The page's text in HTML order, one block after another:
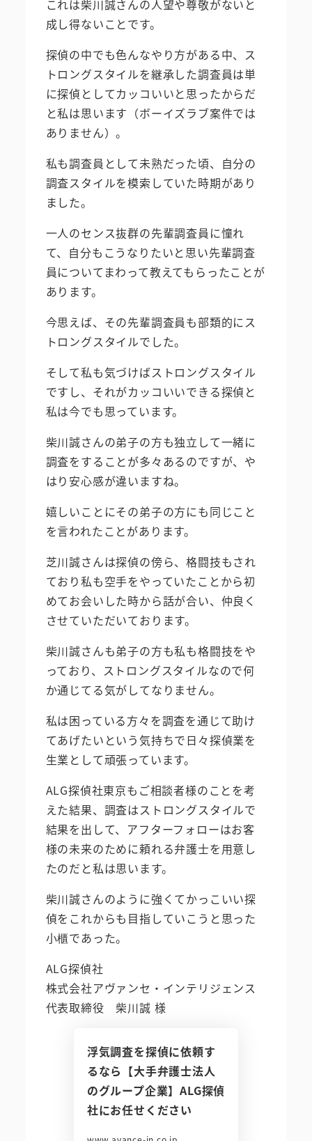
これは柴川誠さんの人望や尊敬がないと
成し得ないことです。
探偵の中でも色んなやり方がある中、ス
トロングスタイルを継承した調査員は単
に探偵としてカッコいいと思ったからだ
と私は思います（ボーイズラブ案件では
ありません）。
私も調査員として未熟だった頃、自分の
調査スタイルを模索していた時期があり
ました。
一人のセンス抜群の先輩調査員に憧れ
て、自分もこうなりたいと思い先輩調査
員についてまわって教えてもらったことが
あります。
今思えば、その先輩調査員も部類的にス
トロングスタイルでした。
そして私も気づけばストロングスタイル
ですし、それがカッコいいできる探偵と
私は今でも思っています。
柴川誠さんの弟子の方も独立して一緒に
調査をすることが多々あるのですが、や
はり安心感が違いますね。
嬉しいことにその弟子の方にも同じこと
を言われたことがあります。
芝川誠さんは探偵の傍ら、格闘技もされ
ており私も空手をやっていたことから初
めてお会いした時から話が合い、仲良く
させていただいております。
柴川誠さんも弟子の方も私も格闘技をや
っており、ストロングスタイルなので何
か通じてる気がしてなりません。
私は困っている方々を調査を通じて助け
てあげたいという気持ちで日々探偵業を
生業として頑張っています。
ALG探偵社東京もご相談者様のことを考
えた結果、調査はストロングスタイルで
結果を出して、アフターフォローはお客
様の未来のために頼れる弁護士を用意し
たのだと私は思います。
柴川誠さんのように強くてかっこいい探
偵をこれからも目指していこうと思った
小櫃であった。
ALG探偵社
株式会社アヴァンセ・インテリジェンス
代表取締役 柴川誠 様
浮気調査を探偵に依頼す
るなら【大手弁護士法人
のグループ企業】ALG探偵
社にお任せください